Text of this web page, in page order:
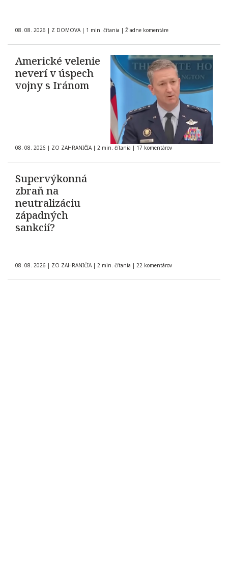
08. 08. 2026 | Z DOMOVA | 1 min. čítania | Žiadne komentáre
Americké velenie
neverí v úspech
vojny s Iránom
08. 08. 2026 | ZO ZAHRANIČIA | 2 min. čítania | 17 komentárov
Supervýkonná
zbraň na
neutralizáciu
západných
sankcií?
08. 08. 2026 | ZO ZAHRANIČIA | 2 min. čítania | 22 komentárov